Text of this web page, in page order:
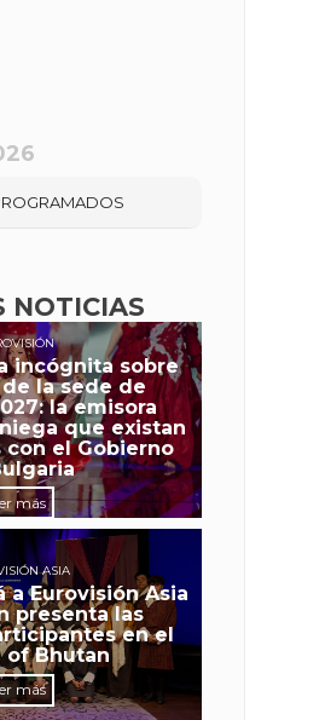
NOTICIAS
incógnita sobre
la sede de
la emisora
que existan
el Gobierno
más
ASIA
a Eurovisión Asia
presenta las
en el
of Bhutan
más